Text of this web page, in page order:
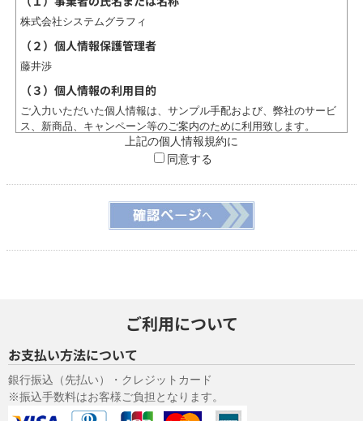
株式会社システムグラフィ
（２）個人情報保護管理者
藤井渉
（３）個人情報の利用目的
ご入力いただいた個人情報は、サンプル手配および、弊社のサービ
ス、新商品、キャンペーン等のご案内のために利用致します。
（４）個人情報の第三者提供について
取得した個人情報の取扱いの全部又は、一部を委託することはあり
（６）開示対象個人情報の開示等および問い合わせ窓口につい
去および第三者への提供の 停止（「開示等」といいます。）に応じ
開示等に応ずる窓口は、「
（７）個人情報を入力するにあたっての注意事項
サンプル配送やその後のご連絡に必要な情報を入力していただきま
す。必ず全ての項目を正しく入力してください。不備があった場
上記の個人情報規約に
同意する
ご利用について
お支払い方法について
銀行振込（先払い）・クレジットカード
※振込手数料はお客様ご負担となります。